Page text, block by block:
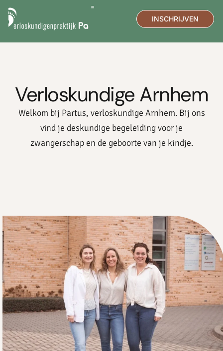
INSCHRIJVEN
Verloskundige Arnhem
Welkom bij Partus, verloskundige Arnhem. Bij ons
vind je deskundige begeleiding voor je
zwangerschap en de geboorte van je kindje.